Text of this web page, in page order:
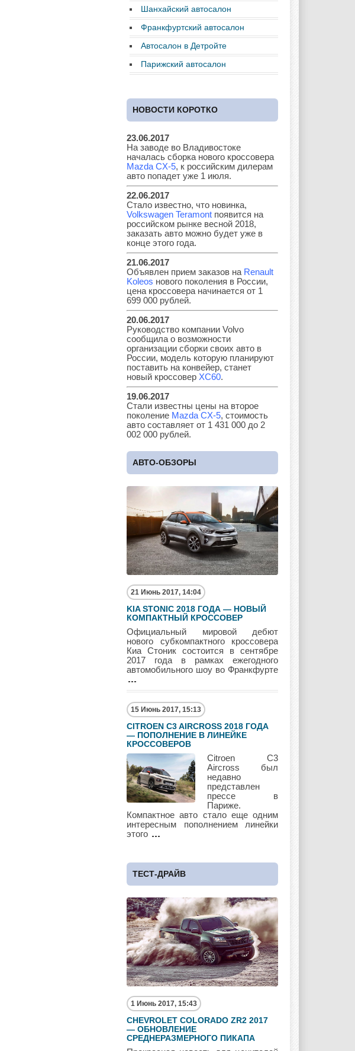
Daewoo Dodge
Fiat Ford Great Wall
GAZ Geely
Honda Hyundai Infiniti
JAC Jaguar Jeep
Kia Lada Lamborghini
Lancia Land Rover
Lexus Lotus
Maserati Maybach Mazda
Mercedes Mercury Mini
Mitsubishi Nissan Opel
Pagani Peugeot
Porshe Renault Rolls Royce
Seat Skoda Ssang Yong
Subaru Suzuki Toyota
Volvo Zotye
Шанхайский автосалон
Франкфуртский автосалон
Автосалон в Детройте
Парижский автосалон
НОВОСТИ КОРОТКО
23.06.2017
На заводе во Владивостоке
началась сборка нового кроссовера
Mazda CX-5, к российским дилерам
авто попадет уже 1 июля.
22.06.2017
Стало известно, что новинка,
Volkswagen Teramont появится на
российском рынке весной 2018,
заказать авто можно будет уже в
конце этого года.
21.06.2017
Объявлен прием заказов на Renault
Koleos нового поколения в России,
цена кроссовера начинается от 1
699 000 рублей.
20.06.2017
Руководство компании Volvo
сообщила о возможности
организации сборки своих авто в
России, модель которую планируют
поставить на конвейер, станет
новый кроссовер XC60.
19.06.2017
Стали известны цены на второе
поколение Mazda CX-5, стоимость
авто составляет от 1 431 000 до 2
002 000 рублей.
АВТО-ОБЗОРЫ
21 Июнь 2017, 14:04
KIA STONIC 2018 ГОДА — НОВЫЙ
КОМПАКТНЫЙ КРОССОВЕР
Официальный мировой дебют
нового субкомпактного кроссовера
Киа Стоник состоится в сентябре
2017 года в рамках ежегодного
автомобильного шоу во Франкфурте
15 Июнь 2017, 15:13
CITROEN C3 AIRCROSS 2018 ГОДА
— ПОПОЛНЕНИЕ В ЛИНЕЙКЕ
КРОССОВЕРОВ
Citroen C3
Aircross был
недавно
представлен
прессе в
Париже.
Компактное авто стало еще одним
интересным пополнением линейки
этого
ТЕСТ-ДРАЙВ
1 Июнь 2017, 15:43
CHEVROLET COLORADO ZR2 2017
— ОБНОВЛЕНИЕ
СРЕДНЕРАЗМЕРНОГО ПИКАПА